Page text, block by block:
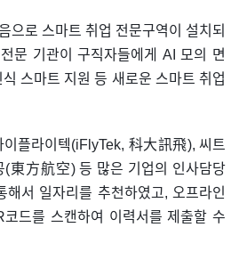
으로 스마트 취업 전문구역이 설치되
문 기관이 구직자들에게 AI 모의 면
스마트 지원 등 새로운 스마트 취업
이플라이텍(iFlyTek, 科大訊飛), 씨트
(東方航空) 등 많은 기업의 인사담당
해서 일자리를 추천하였고, 오프라인
드를 스캔하여 이력서를 제출할 수